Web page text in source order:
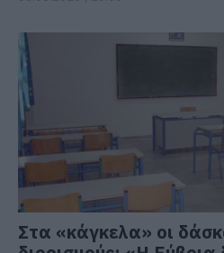
Στα «κάγκελα» οι